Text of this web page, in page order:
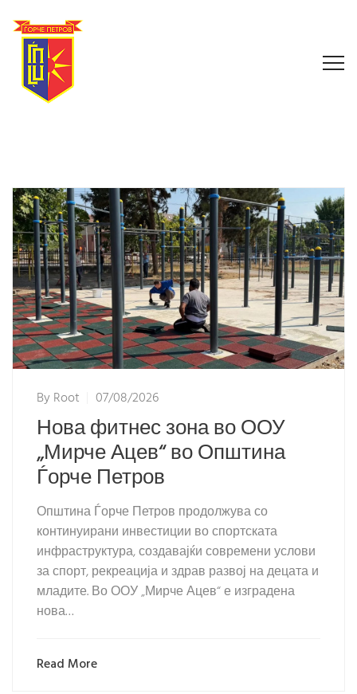
ByRoot 07/08/2026
Нова фитнес зона во ООУ
„Мирче Ацев“ во Општина
Ѓорче Петров
Општина Ѓорче Петров продолжува со
континуирани инвестиции во спортската
инфраструктура, создавајќи современи услови
за спорт, рекреација и здрав развој на децата и
младите. Во ООУ „Мирче Ацев“ е изградена
нова…
Read More